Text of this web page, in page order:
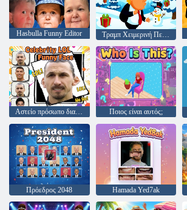
Hasbulla Funny Editor Τραμπ Χειμερινή Περιπέτεια
Αστείο πρόσωπο διασημοτήτων LOL Ποιος είναι αυτός;
Πρόεδρος 2048 Hamada Yed7ak